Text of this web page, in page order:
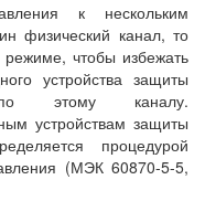
к нескольким
физический канал, то
чтобы избежать
устройства защиты
по этому каналу.
устройствам защиты
процедурой
(МЭК 60870-5-5,